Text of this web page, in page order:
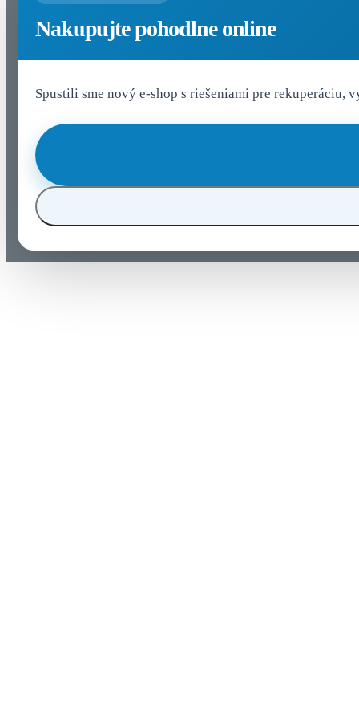
Nakupujte pohodlne online
Spustili sme nový e-shop s riešeniami pre rekuperáciu,